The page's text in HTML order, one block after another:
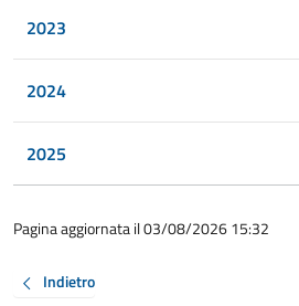
2023
2024
2025
Pagina aggiornata il 03/08/2026 15:32
Indietro